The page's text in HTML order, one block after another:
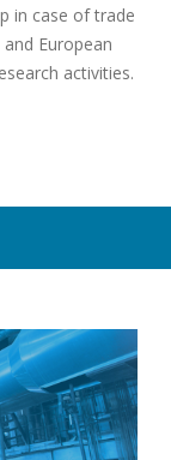
in case of trade
European
activities.